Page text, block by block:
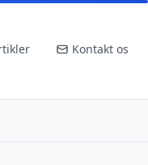
Kontakt os